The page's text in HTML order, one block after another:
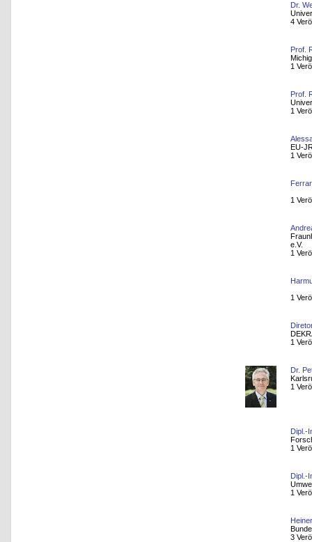
Dr.
4
Prof.
1
Prof.
1
EU-
1
1
e.V.
1
1
1
Dr.
1
Dipl.-
1
Dipl.-
1
3